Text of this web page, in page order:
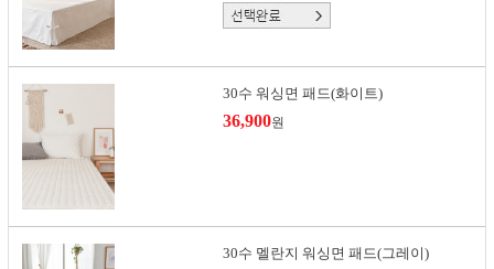
30수 워싱면 패드(화이트)
36,900원
30수 멜란지 워싱면 패드(그레이)